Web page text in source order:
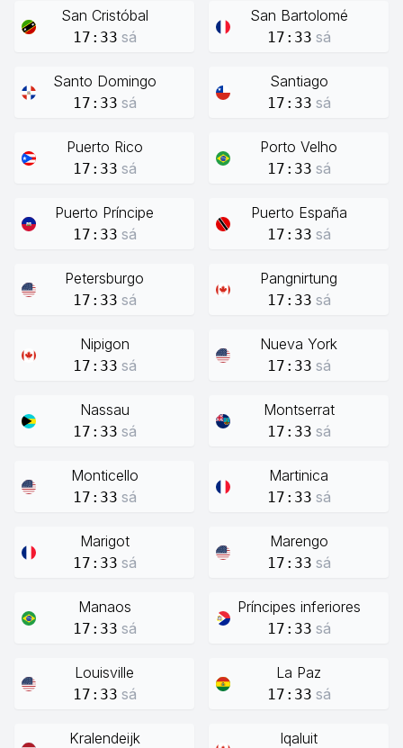
San Cristóbal
17:33 sá
San Bartolomé
17:33 sá
Santo Domingo
17:33 sá
Santiago
17:33 sá
Puerto Rico
17:33 sá
Porto Velho
17:33 sá
Puerto Príncipe
17:33 sá
Puerto España
17:33 sá
Petersburgo
17:33 sá
Pangnirtung
17:33 sá
Nipigon
17:33 sá
Nueva York
17:33 sá
Nassau
17:33 sá
Montserrat
17:33 sá
Monticello
17:33 sá
Martinica
17:33 sá
Marigot
17:33 sá
Marengo
17:33 sá
Manaos
17:33 sá
Príncipes inferiores
17:33 sá
Louisville
17:33 sá
La Paz
17:33 sá
Kralendeijk Iqaluit